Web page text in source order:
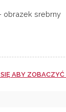
obrazek srebrny
ABY ZOBACZYĆ